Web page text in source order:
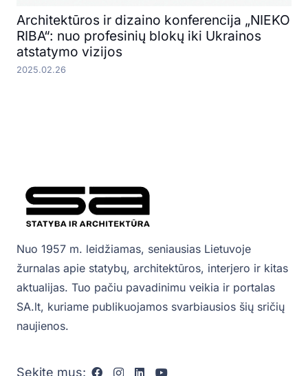
Architektūros ir dizaino konferencija „NIEKO
RIBA“: nuo profesinių blokų iki Ukrainos
atstatymo vizijos
2025.02.26
Nuo 1957 m. leidžiamas, seniausias Lietuvoje
žurnalas apie statybų, architektūros, interjero ir kitas
aktualijas. Tuo pačiu pavadinimu veikia ir portalas
SA.lt, kuriame publikuojamos svarbiausios šių sričių
naujienos.
Sekite mus: